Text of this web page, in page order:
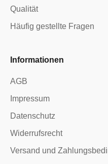
Qualität
Häufig gestellte Fragen
Informationen
AGB
Impressum
Datenschutz
Widerrufsrecht
Versand und